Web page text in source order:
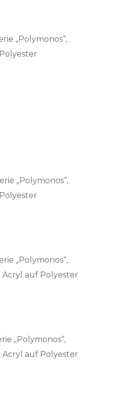
„Polymonos“,
„Polymonos“,
„Polymonos“,
auf Polyester
„Polymonos“,
auf Polyester